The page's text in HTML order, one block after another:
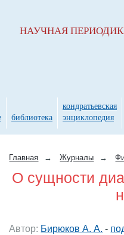
Главная → Журналы →
О сущности
Автор: Бирюков А. А. -
НАУЧНАЯ
библиотека
кондратьевская
энциклопедия